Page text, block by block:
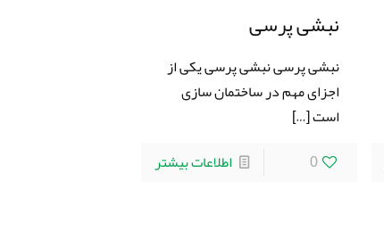
نبشی پرسی
نبشی پرسی نبشی پرسی یکی از
اجزای مهم در ساختمان سازی
است[…]
0
اطلاعات بیشتر